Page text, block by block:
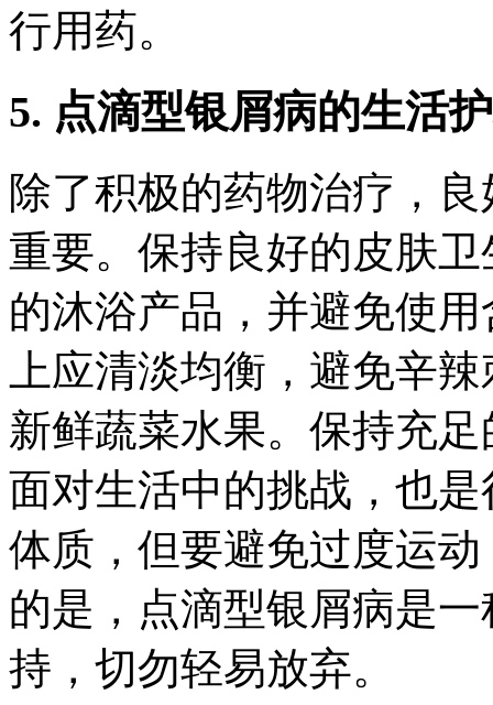
行用药。
5. 点滴型银屑病的生活
除了积极的药物治疗，
重要。保持良好的皮肤
的沐浴产品，并避免使
上应清淡均衡，避免辛
新鲜蔬菜水果。保持充
面对生活中的挑战，也
体质，但要避免过度运
的是，点滴型银屑病是
持，切勿轻易放弃。